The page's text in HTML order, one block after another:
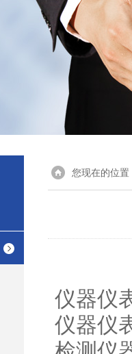
您现在的位置
仪器仪
仪器仪